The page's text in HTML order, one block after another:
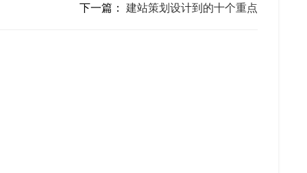
下一篇： 建站策划设计到的十个重点